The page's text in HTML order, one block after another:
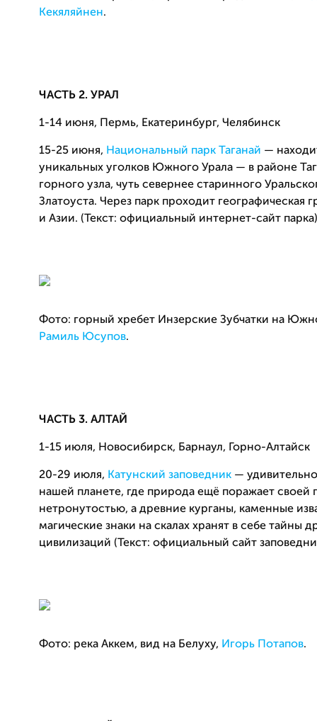
Кекяляйнен.
ЧАСТЬ 2. УРАЛ
1-14 июня, Пермь, Екатеринбург, Челябинск
15-25 июня, Национальный парк Таганай —
уникальных уголков Южного Урала — в районе
горного узла, чуть севернее старинного
Златоуста. Через парк проходит географическая
и Азии. (Текст: официальный интернет-сайт
Фото: горный хребет Инзерские Зубчатки на
Рамиль Юсупов.
ЧАСТЬ 3. АЛТАЙ
1-15 июля, Новосибирск, Барнаул, Горно-Алтайск
20-29 июля, Катунский заповедник —
нашей планете, где природа ещё поражает своей
нетронутостью, а древние курганы, каменные
магические знаки на скалах хранят в себе тайны
цивилизаций (Текст: официальный сайт
Фото: река Аккем, вид на Белуху, Игорь Потапов.